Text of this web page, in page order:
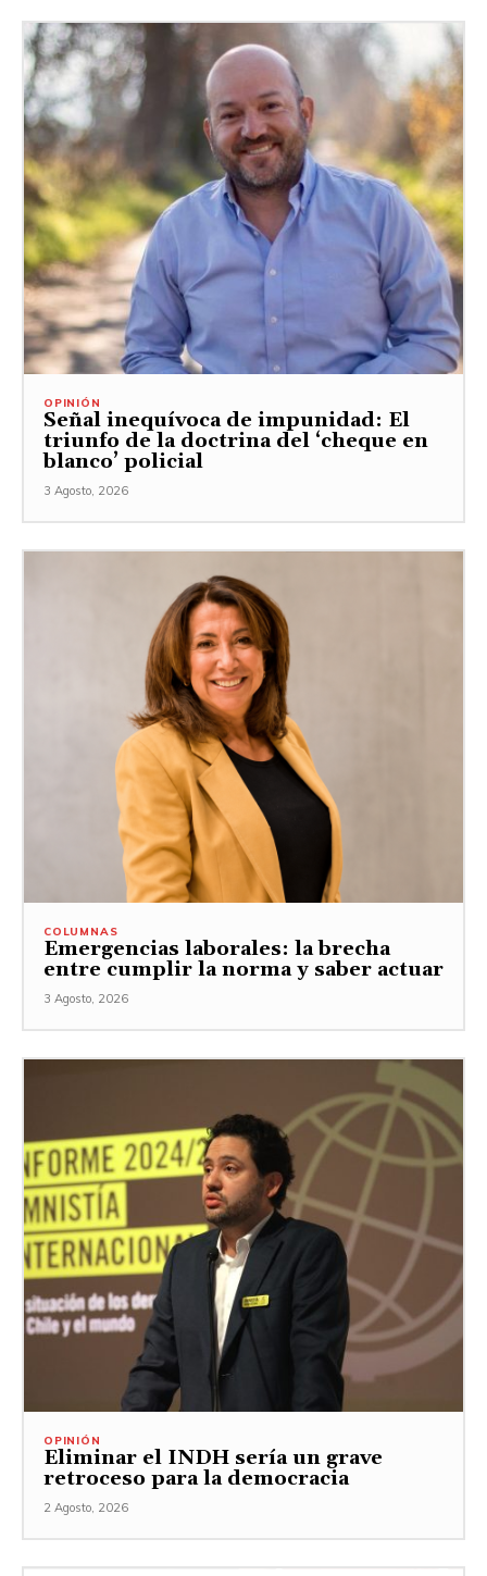
OPINIÓN
Señal inequívoca de impunidad: El
triunfo de la doctrina del ‘cheque en
blanco’ policial
3 Agosto, 2026
COLUMNAS
Emergencias laborales: la brecha
entre cumplir la norma y saber actuar
3 Agosto, 2026
OPINIÓN
Eliminar el INDH sería un grave
retroceso para la democracia
2 Agosto, 2026